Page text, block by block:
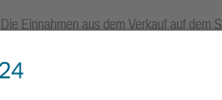
Die Einnahmen aus dem Verkauf auf dem
Die nächsten Markttermine mit einem
jeweils von 9 bis 13 Uhr.